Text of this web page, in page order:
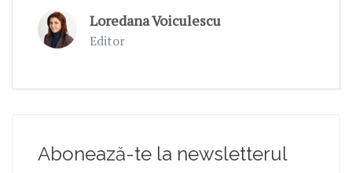
Loredana Voiculescu
Editor
Abonează-te la newsletterul